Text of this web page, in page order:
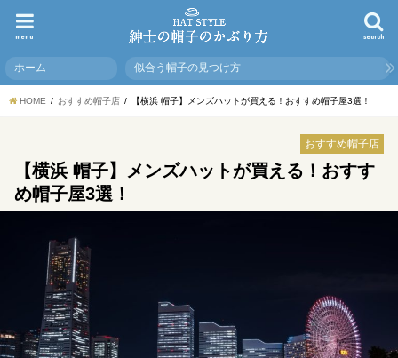
search
menu
ホーム 似合う帽子の見つけ方
HOME おすすめ帽子店 【横浜 帽子】メンズハットが買える！おすすめ帽子屋3選！
おすすめ帽子店
【横浜 帽子】メンズハットが買える！おすす
め帽子屋3選！